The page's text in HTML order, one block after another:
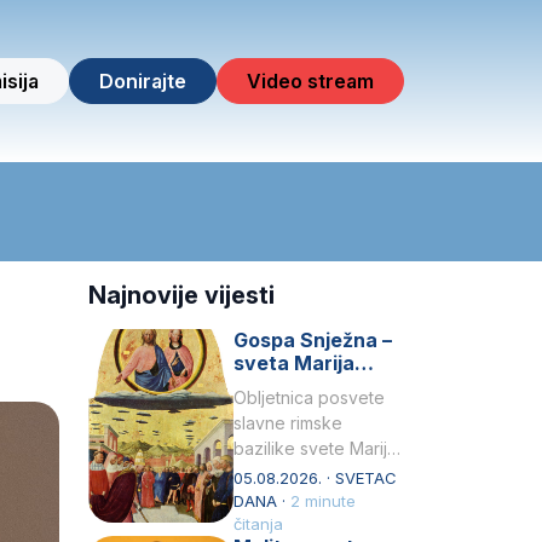
Donirajte Video stream
Najnovije vijesti
Gospa Snježna –
sveta Marija
Velika, zaštitnica
rimske bazilike
Obljetnica posvete
slavne rimske
bazilike svete Marije
Velike (Santa Maria
Maggiore) u narodu
se slavi kao Gospa
05.08.2026. · SVETAC
DANA · 2 minute
čitanja